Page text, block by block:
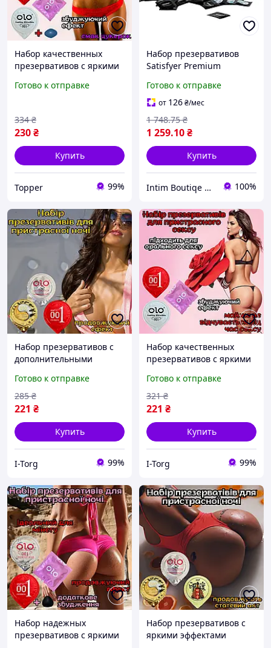
Набор качественных
презервативов с яркими
«Mega RedGod» Новые
Готово к отправке
230₴
334 ₴
Купить
Topper 99%
Набор презервативов
Satisfyer Premium
для безопасного секса и
ярких ощущений
Готово к отправке
от 126₴/мес
1 259.10₴
1 748.75 ₴
Купить
Intim Boutiqe 777Shop 100%
Набор презервативов с
дополнительными
«IT25032» Для ярких
ощущений
Готово к отправке
221 ₴
285 ₴
Купить
I-Torg 99%
Набор качественных
презервативов с яркими
«IT25033» Для новых
ощущений в постели
Готово к отправке
221 ₴
321 ₴
Купить
I-Torg 99%
Набор надежных
презервативов с яркими
Набор презервативов с
яркими эффектами